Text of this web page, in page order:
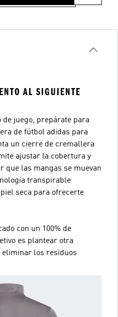
AL SIGUIENTE
juego, prepárate para
de fútbol adidas para
un cierre de cremallera
ajustar la cobertura y
que las mangas se muevan
transpirable
seca para ofrecerte
con un 100% de
es plantear otra
eliminar los residuos